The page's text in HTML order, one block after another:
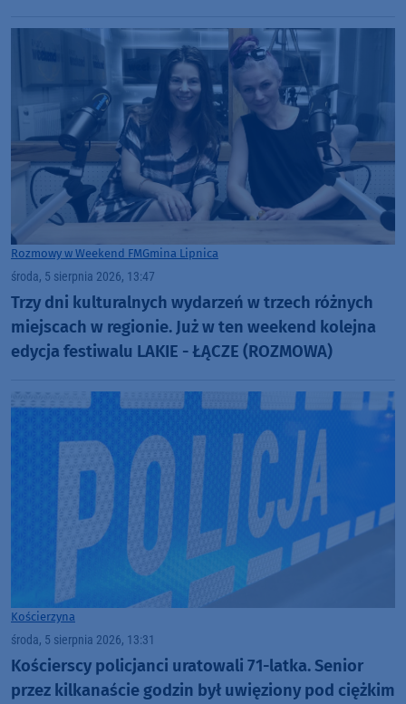
Rozmowy w Weekend FMGmina Lipnica
środa, 5 sierpnia 2026, 13:47
Trzy dni kulturalnych wydarzeń w trzech różnych
miejscach w regionie. Już w ten weekend kolejna
edycja festiwalu LAKIE - ŁĄCZE (ROZMOWA)
Kościerzyna
środa, 5 sierpnia 2026, 13:31
Kościerscy policjanci uratowali 71-latka. Senior
przez kilkanaście godzin był uwięziony pod ciężkim